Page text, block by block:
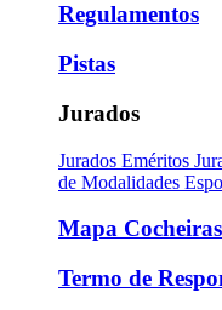
Regulamentos
Pistas
Jurados
Jurados Eméritos
de Modalidades
Mapa Cocheiras
Termo de